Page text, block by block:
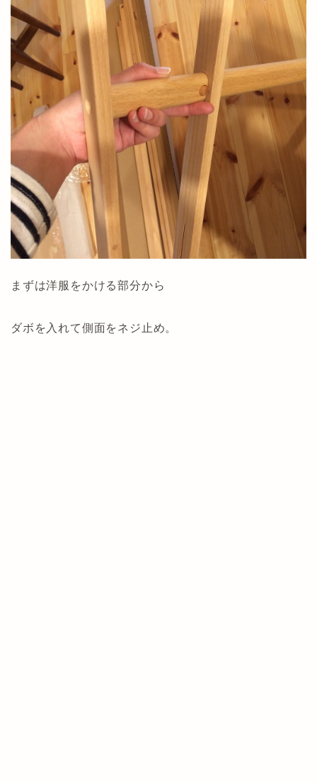
まずは洋服をかける部分から
ダボを入れて側面をネジ止め。